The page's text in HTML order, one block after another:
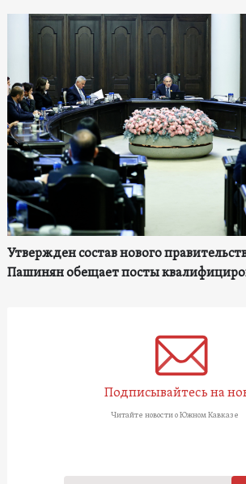
Утвержден состав нового
Пашинян обещает посты
Подписывайтесь на
Читайте новости о Южном Кавказе